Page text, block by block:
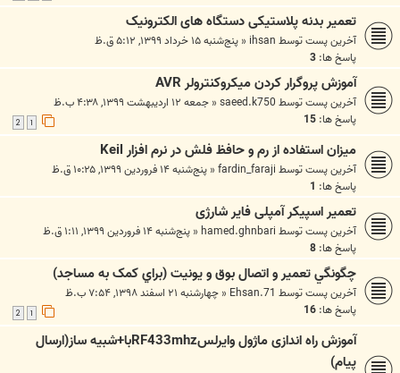
تعمیر بدنه پلاستیکی دستگاه های الکترونیک
آخرین پست توسط ihsan
« پنج‌شنبه ۱۵ خرداد ۱۳۹۹, ۵:۱۲ ق.ظ
پاسخ ها: 3
آموزش پروگرار کردن میکروکنترولر AVR
آخرین پست توسط saeed.k750
« جمعه ۱۲ اردیبهشت ۱۳۹۹, ۴:۳۸ ب.ظ
پاسخ ها: 15
1
2
میزان استفاده از رم و حافظ فلش در نرم افزار Keil
آخرین پست توسط fardin_faraji
« پنج‌شنبه ۱۴ فروردین ۱۳۹۹, ۱۰:۲۵ ق.ظ
پاسخ ها: 1
تعمیر اسپیکر آمپلی فایر شارژی
آخرین پست توسط hamed.ghnbari
« پنج‌شنبه ۱۴ فروردین ۱۳۹۹, ۱:۱۱ ق.ظ
پاسخ ها: 8
چگونگي تعمير و اتصال بوق و يونيت (براي کمک به مساجد)
آخرین پست توسط Ehsan.71
« چهارشنبه ۲۱ اسفند ۱۳۹۸, ۷:۵۴ ب.ظ
پاسخ ها: 16
1
2
آموزش راه اندازی ماژول وایرلسRF433mhzبا+شبیه ساز(ارسال
پیام)